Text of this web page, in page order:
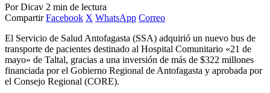
Por Dicav 2 min de lectura
Compartir Facebook X WhatsApp Correo
El Servicio de Salud Antofagasta (SSA) adquirió un nuevo bus de
transporte de pacientes destinado al Hospital Comunitario «21 de
mayo» de Taltal, gracias a una inversión de más de $322 millones
financiada por el Gobierno Regional de Antofagasta y aprobada por
el Consejo Regional (CORE).